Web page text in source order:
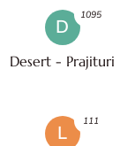
D
Desert - Prajituri
1095
L
111